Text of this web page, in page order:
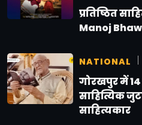
प्रतिष्ठित
Manoj
NATIONAL
गोरखपुर में
साहित्यिक
साहित्यकार